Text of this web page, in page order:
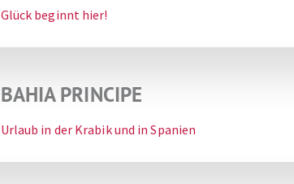
Glück beginnt hier!
BAHIA PRINCIPE
Urlaub in der Krabik und in Spanien